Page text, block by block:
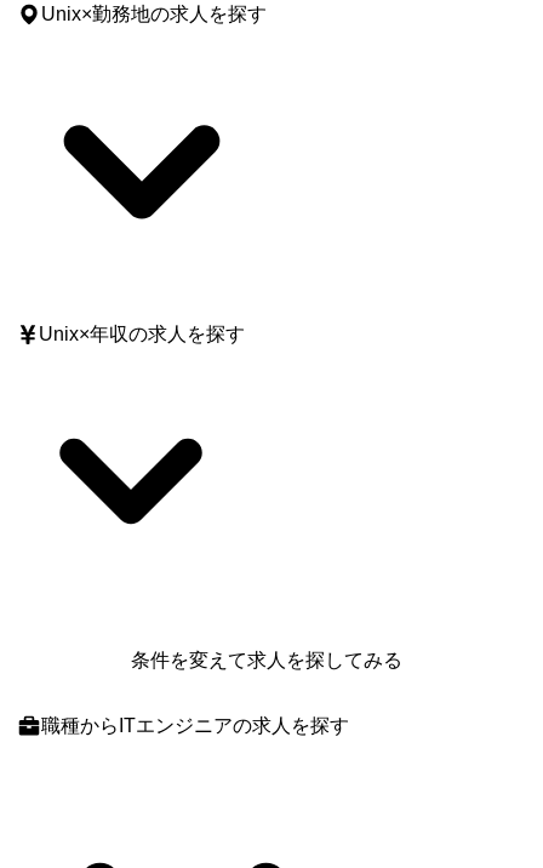
Unix×勤務地の求人を探す
Unix×年収の求人を探す
条件を変えて求人を探してみる
職種からITエンジニアの求人を探す